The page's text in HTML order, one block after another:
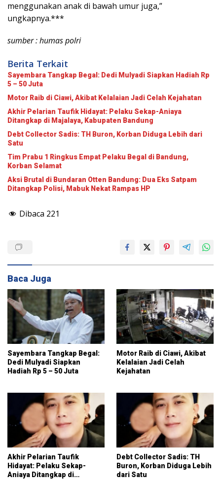
menggunakan anak di bawah umur juga,”
ungkapnya.***
sumber : humas polri
Berita Terkait
Sayembara Tangkap Begal: Dedi Mulyadi Siapkan Hadiah Rp
5 – 50 Juta
Motor Raib di Ciawi, Akibat Kelalaian Jadi Celah Kejahatan
Akhir Pelarian Taufik Hidayat: Pelaku Sekap-Aniaya
Ditangkap di Majalaya, Kabupaten Bandung
Debt Collector Sadis: TH Buron, Korban Diduga Lebih dari
Satu
Tim Prabu 1 Ringkus Empat Pelaku Begal di Bandung,
Korban Selamat
Aksi Brutal di Bundaran Otten Bandung: Dua Eks Satpam
Ditangkap Polisi, Mabuk Nekat Rampas HP
Dibaca 221
Baca Juga
Sayembara Tangkap Begal:
Dedi Mulyadi Siapkan
Hadiah Rp 5 – 50 Juta
Motor Raib di Ciawi, Akibat
Kelalaian Jadi Celah
Kejahatan
Akhir Pelarian Taufik
Hidayat: Pelaku Sekap-
Aniaya Ditangkap di
Debt Collector Sadis: TH
Buron, Korban Diduga Lebih
dari Satu